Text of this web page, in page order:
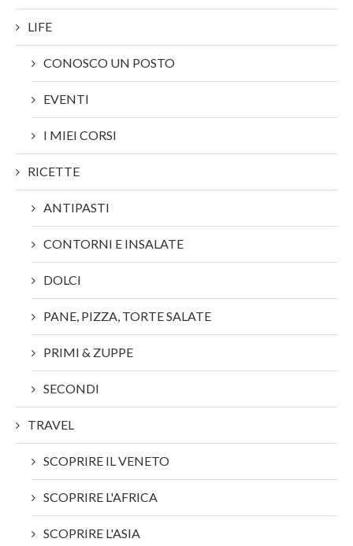
LIFE
CONOSCO UN POSTO
EVENTI
I MIEI CORSI
RICETTE
ANTIPASTI
CONTORNI E INSALATE
DOLCI
PANE, PIZZA, TORTE SALATE
PRIMI & ZUPPE
SECONDI
TRAVEL
SCOPRIRE IL VENETO
SCOPRIRE L'AFRICA
SCOPRIRE L'ASIA